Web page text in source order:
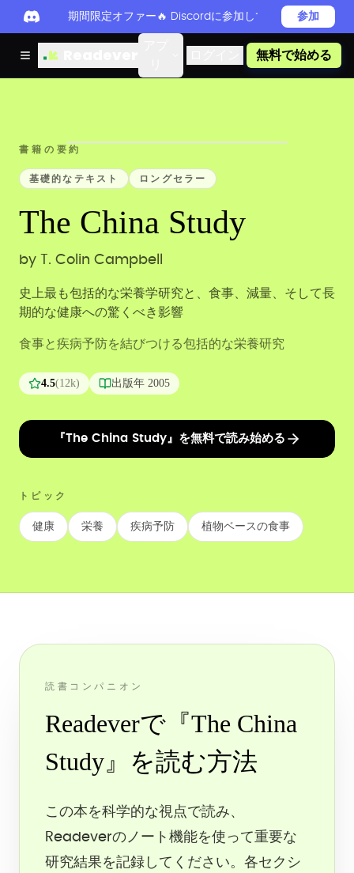
期間限定オファー🔥 Discordに参加してReadever PRO
参加
無料で始める
書籍の要約
基礎的なテキスト ロングセラー
The China Study
by T. Colin Campbell
史上最も包括的な栄養学研究と、食事、減量、そして長
期的な健康への驚くべき影響
食事と疾病予防を結びつける包括的な栄養研究
4.5(12k) 出版年 2005
『The China Study』を無料で読み始める
トピック
健康 栄養 疾病予防 植物ベースの食事
読書コンパニオン
Readeverで『The China
Study』を読む方法
この本を科学的な視点で読み、
Readeverのノート機能を使って重要な
研究結果を記録してください。各セクシ